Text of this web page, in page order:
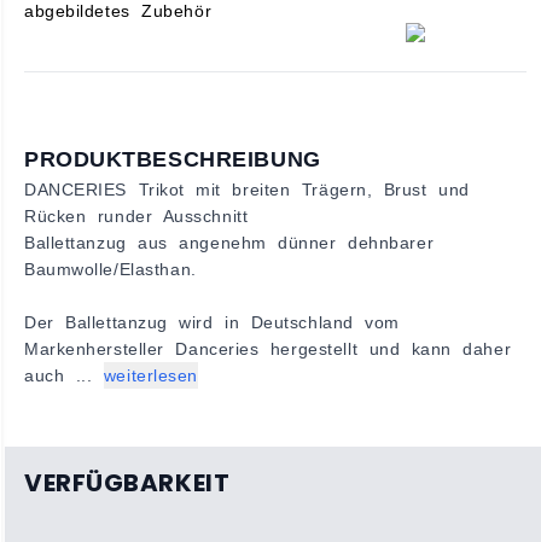
abgebildetes Zubehör
PRODUKTBESCHREIBUNG
DANCERIES Trikot mit breiten Trägern, Brust und
Rücken runder Ausschnitt
Ballettanzug aus angenehm dünner dehnbarer
Baumwolle/Elasthan.
Der Ballettanzug wird in Deutschland vom
Markenhersteller Danceries hergestellt und kann daher
auch ... weiterlesen
VERFÜGBARKEIT